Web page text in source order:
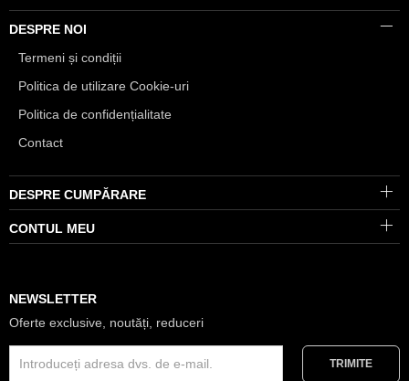
DESPRE NOI
Termeni și condiții
Politica de utilizare Cookie-uri
Politica de confidențialitate
Contact
DESPRE CUMPĂRARE
CONTUL MEU
NEWSLETTER
Oferte exclusive, noutăți, reduceri